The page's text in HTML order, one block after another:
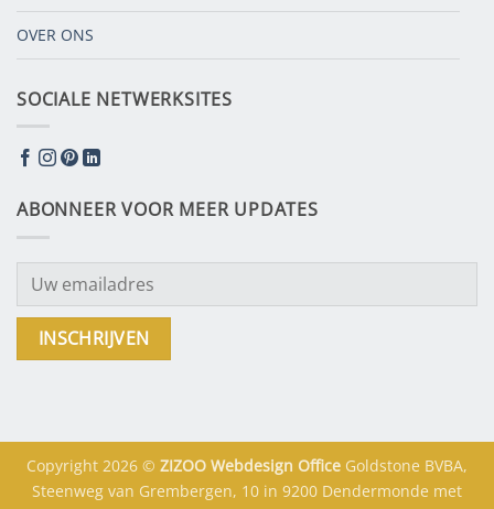
OVER ONS
SOCIALE NETWERKSITES
ABONNEER VOOR MEER UPDATES
Copyright 2026 © ZIZOO Webdesign Office Goldstone BVBA,
Steenweg van Grembergen, 10 in 9200 Dendermonde met